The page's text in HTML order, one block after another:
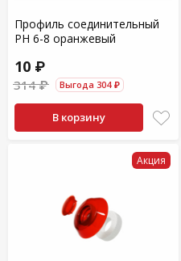
Профиль соединительный
PH 6-8 оранжевый
10 ₽
314 ₽ Выгода 304 ₽
В корзину
Акция